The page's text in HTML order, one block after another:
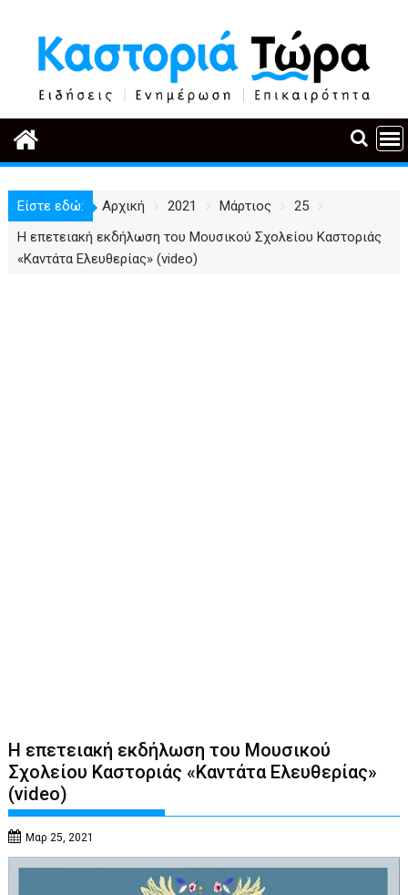
περιεχόμενο
Είστε εδώ: Αρχική 2021 Μάρτιος
25
Η επετειακή εκδήλωση του Μουσικού Σχολείου Καστοριάς
«Καντάτα Ελευθερίας» (video)
Η επετειακή εκδήλωση του Μουσικού
Σχολείου Καστοριάς «Καντάτα Ελευθερίας»
(video)
Μαρ 25, 2021